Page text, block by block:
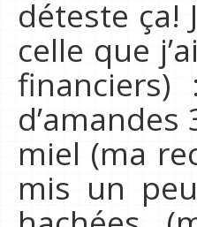
déteste ça!
celle que
miel (ma
mis un